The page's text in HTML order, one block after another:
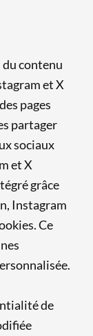
contenu
et X
pages
partager
sociaux
et X
grâce
Instagram
Ce
de